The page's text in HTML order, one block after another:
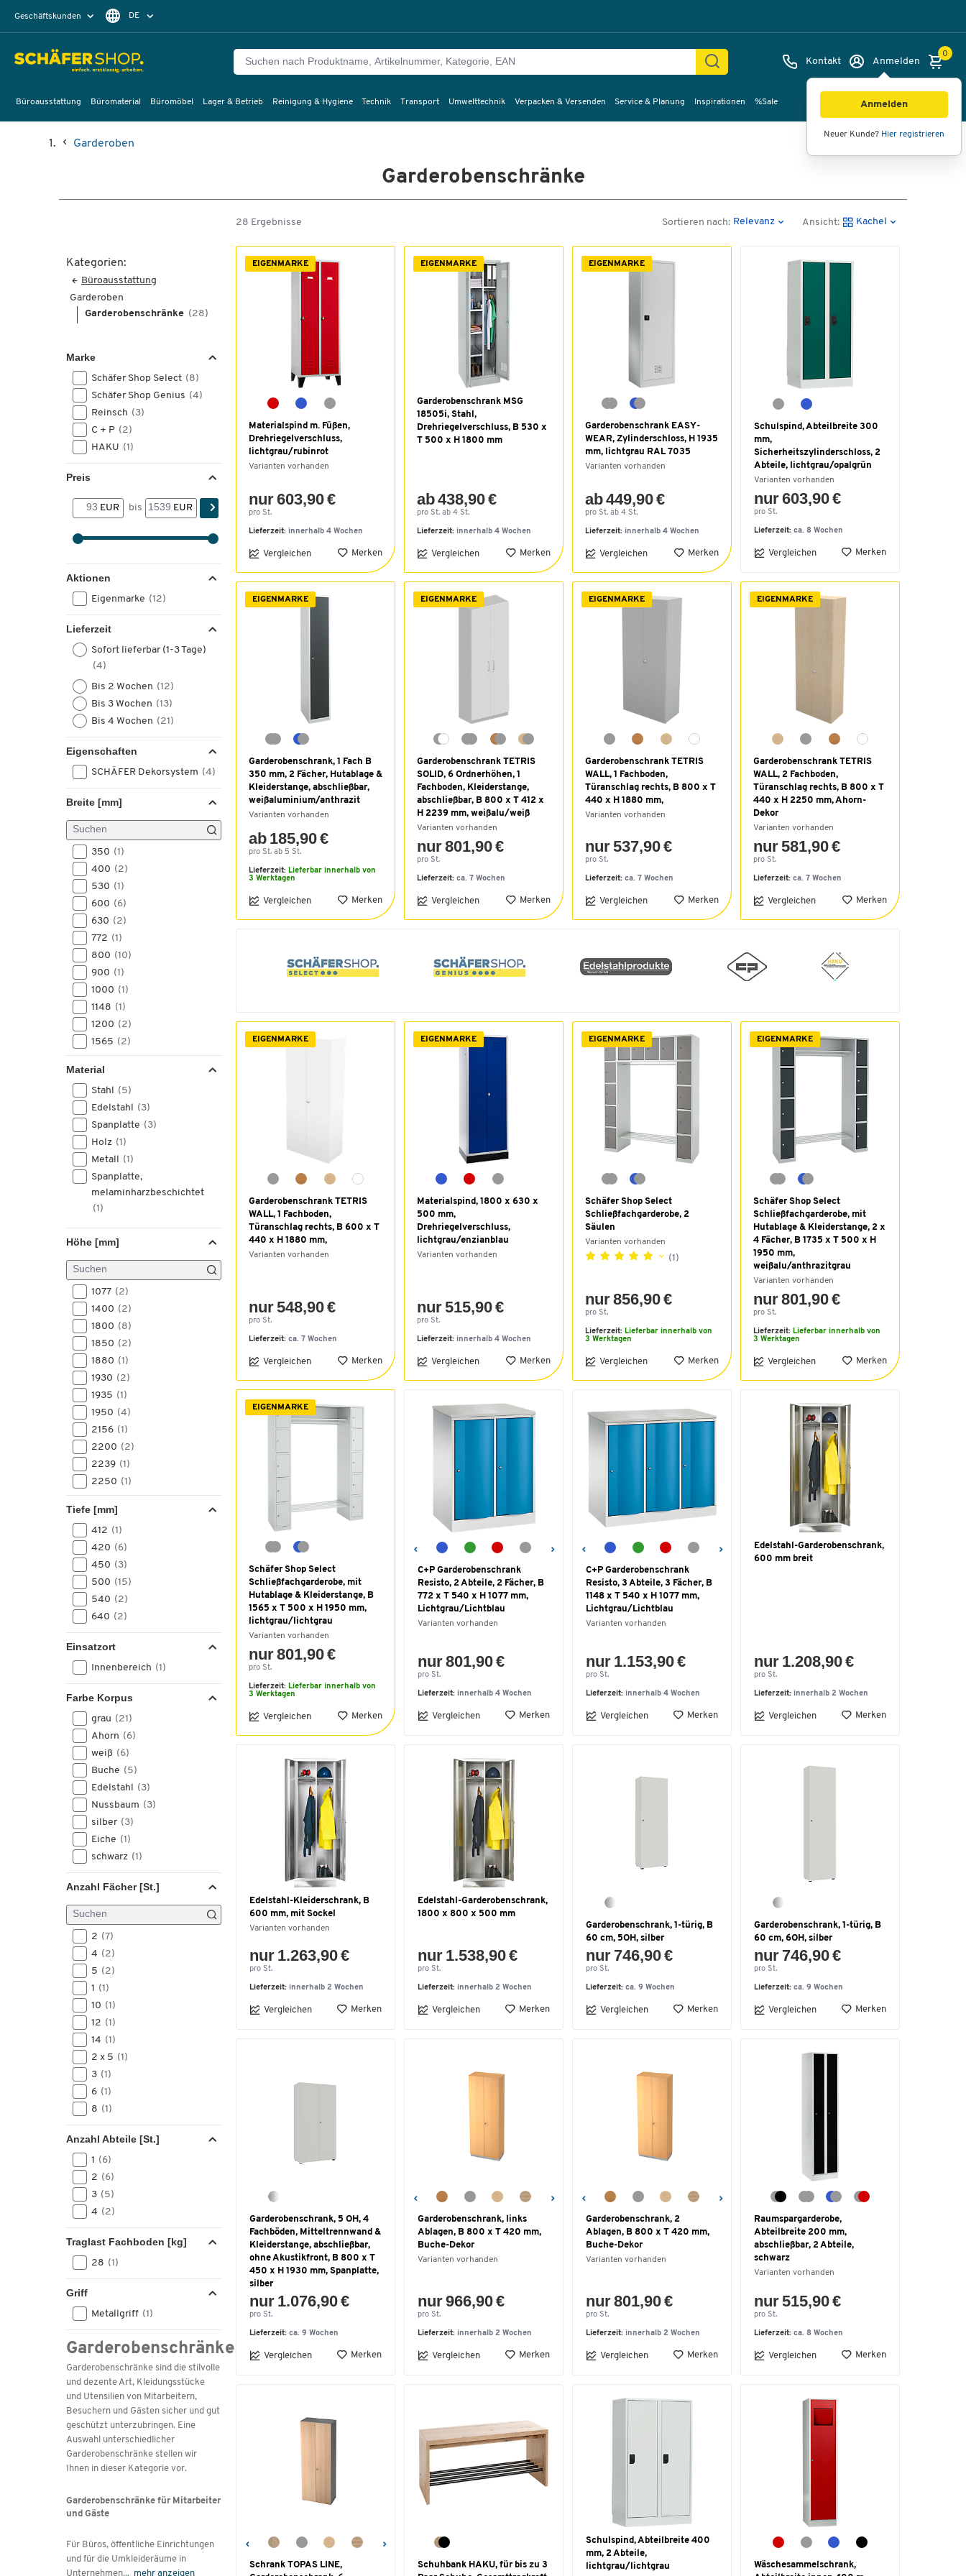
Geschäftskunden DE
Kontakt Anmelden
Anmelden
Neuer Kunde? Hier registrieren
0
Büroausstattung Büromaterial Büromöbel Lager & Betrieb Reinigung & Hygiene Technik Transport Umwelttechnik Verpacken & Versenden Service & Planung Inspirationen %Sale
Garderoben
Garderobenschränke
Kategorien:
Büroausstattung
Garderoben
Garderobenschränke (28)
Marke
Schäfer Shop Select (8)
Schäfer Shop Genius (4)
Reinsch (3)
C + P (2)
HAKU (1)
Preis
EUR bis EUR
Aktionen
Eigenmarke (12)
Lieferzeit
Sofort lieferbar (1-3 Tage)
(4)
Bis 2 Wochen (12)
Bis 3 Wochen (13)
Bis 4 Wochen (21)
Eigenschaften
SCHÄFER Dekorsystem (4)
Breite [mm]
350 (1)
400 (2)
530 (1)
600 (6)
630 (2)
772 (1)
800 (10)
900 (1)
1000 (1)
1148 (1)
1200 (2)
1565 (2)
1735(1)
Material
Stahl (5)
Edelstahl (3)
Spanplatte (3)
Holz (1)
Metall (1)
Spanplatte,
melaminharzbeschichtet
(1)
Höhe [mm]
1077 (2)
1400 (2)
1800 (8)
1850 (2)
1880 (1)
1930 (2)
1935 (1)
1950 (4)
2156 (1)
2200 (2)
2239 (1)
2250 (1)
2300(1)
Tiefe [mm]
412 (1)
420 (6)
450 (3)
500 (15)
540 (2)
640 (2)
Einsatzort
Innenbereich (1)
Farbe Korpus
grau (21)
Ahorn (6)
weiß (6)
Buche (5)
Edelstahl (3)
Nussbaum (3)
silber (3)
Eiche (1)
schwarz (1)
Anzahl Fächer [St.]
2 (7)
4 (2)
5 (2)
1 (1)
10 (1)
12 (1)
14 (1)
2 x 5 (1)
3 (1)
6 (1)
8 (1)
Anzahl Abteile [St.]
1 (6)
2 (6)
3 (5)
4 (2)
Traglast Fachboden [kg]
28 (1)
Griff
Metallgriff (1)
Garderobenschränke
Garderobenschränke sind die stilvolle
und dezente Art, Kleidungsstücke
und Utensilien von Mitarbeitern,
Besuchern und Gästen sicher und gut
geschützt unterzubringen. Eine
Auswahl unterschiedlicher
Garderobenschränke stellen wir
Ihnen in dieser Kategorie vor.
Garderobenschränke für Mitarbeiter
und Gäste
Für Büros, öffentliche Einrichtungen
und für die Umkleideräume in
Unternehmen... mehr anzeigen
28 Ergebnisse Sortieren nach: Relevanz Ansicht: Kachel
EIGENMARKE
Materialspind m. Füßen,
Drehriegelverschluss,
lichtgrau/rubinrot
Varianten vorhanden
nur 603,90 €
pro St.
Lieferzeit: innerhalb 4 Wochen
Vergleichen Merken
EIGENMARKE
Garderobenschrank MSG
18505i, Stahl,
Drehriegelverschluss, B 530 x
T 500 x H 1800 mm
ab 438,90 €
pro St. ab 4 St.
Lieferzeit: innerhalb 4 Wochen
Vergleichen Merken
EIGENMARKE
Garderobenschrank EASY-
WEAR, Zylinderschloss, H 1935
mm, lichtgrau RAL 7035
Varianten vorhanden
ab 449,90 €
pro St. ab 4 St.
Lieferzeit: innerhalb 4 Wochen
Vergleichen Merken
Schulspind, Abteilbreite 300
mm,
Sicherheitszylinderschloss, 2
Abteile, lichtgrau/opalgrün
Varianten vorhanden
nur 603,90 €
pro St.
Lieferzeit: ca. 8 Wochen
Vergleichen Merken
EIGENMARKE
Garderobenschrank, 1 Fach B
350 mm, 2 Fächer, Hutablage &
Kleiderstange, abschließbar,
weißaluminium/anthrazit
Varianten vorhanden
ab 185,90 €
pro St. ab 5 St.
Lieferzeit: Lieferbar innerhalb von
3 Werktagen
Vergleichen Merken
EIGENMARKE
Garderobenschrank TETRIS
SOLID, 6 Ordnerhöhen, 1
Fachboden, Kleiderstange,
abschließbar, B 800 x T 412 x
H 2239 mm, weißalu/weiß
Varianten vorhanden
nur 801,90 €
pro St.
Lieferzeit: ca. 7 Wochen
Vergleichen Merken
EIGENMARKE
Garderobenschrank TETRIS
WALL, 1 Fachboden,
Türanschlag rechts, B 800 x T
440 x H 1880 mm,
Varianten vorhanden
nur 537,90 €
pro St.
Lieferzeit: ca. 7 Wochen
Vergleichen Merken
EIGENMARKE
Garderobenschrank TETRIS
WALL, 2 Fachboden,
Türanschlag rechts, B 800 x T
440 x H 2250 mm, Ahorn-
Dekor
Varianten vorhanden
nur 581,90 €
pro St.
Lieferzeit: ca. 7 Wochen
Vergleichen Merken
EIGENMARKE
Garderobenschrank TETRIS
WALL, 1 Fachboden,
Türanschlag rechts, B 600 x T
440 x H 1880 mm,
Varianten vorhanden
nur 548,90 €
pro St.
Lieferzeit: ca. 7 Wochen
Vergleichen Merken
EIGENMARKE
Materialspind, 1800 x 630 x
500 mm,
Drehriegelverschluss,
lichtgrau/enzianblau
Varianten vorhanden
nur 515,90 €
pro St.
Lieferzeit: innerhalb 4 Wochen
Vergleichen Merken
EIGENMARKE
Schäfer Shop Select
Schließfachgarderobe, 2
Säulen
Varianten vorhanden
(1)
nur 856,90 €
pro St.
Lieferzeit: Lieferbar innerhalb von
3 Werktagen
Vergleichen Merken
EIGENMARKE
Schäfer Shop Select
Schließfachgarderobe, mit
Hutablage & Kleiderstange, 2 x
4 Fächer, B 1735 x T 500 x H
1950 mm,
weißalu/anthrazitgrau
Varianten vorhanden
nur 801,90 €
pro St.
Lieferzeit: Lieferbar innerhalb von
3 Werktagen
Vergleichen Merken
EIGENMARKE
Schäfer Shop Select
Schließfachgarderobe, mit
Hutablage & Kleiderstange, B
1565 x T 500 x H 1950 mm,
lichtgrau/lichtgrau
Varianten vorhanden
nur 801,90 €
pro St.
Lieferzeit: Lieferbar innerhalb von
3 Werktagen
Vergleichen Merken
C+P Garderobenschrank
Resisto, 2 Abteile, 2 Fächer, B
772 x T 540 x H 1077 mm,
Lichtgrau/Lichtblau
Varianten vorhanden
nur 801,90 €
pro St.
Lieferzeit: innerhalb 4 Wochen
Vergleichen Merken
C+P Garderobenschrank
Resisto, 3 Abteile, 3 Fächer, B
1148 x T 540 x H 1077 mm,
Lichtgrau/Lichtblau
Varianten vorhanden
nur 1.153,90 €
pro St.
Lieferzeit: innerhalb 4 Wochen
Vergleichen Merken
Edelstahl-Garderobenschrank,
600 mm breit
nur 1.208,90 €
pro St.
Lieferzeit: innerhalb 2 Wochen
Vergleichen Merken
Edelstahl-Kleiderschrank, B
600 mm, mit Sockel
Varianten vorhanden
nur 1.263,90 €
pro St.
Lieferzeit: innerhalb 2 Wochen
Vergleichen Merken
Edelstahl-Garderobenschrank,
1800 x 800 x 500 mm
nur 1.538,90 €
pro St.
Lieferzeit: innerhalb 2 Wochen
Vergleichen Merken
Garderobenschrank, 1-türig, B
60 cm, 5OH, silber
nur 746,90 €
pro St.
Lieferzeit: ca. 9 Wochen
Vergleichen Merken
Garderobenschrank, 1-türig, B
60 cm, 6OH, silber
nur 746,90 €
pro St.
Lieferzeit: ca. 9 Wochen
Vergleichen Merken
Garderobenschrank, 5 OH, 4
Fachböden, Mitteltrennwand &
Kleiderstange, abschließbar,
ohne Akustikfront, B 800 x T
450 x H 1930 mm, Spanplatte,
silber
nur 1.076,90 €
pro St.
Lieferzeit: ca. 9 Wochen
Vergleichen Merken
Garderobenschrank, links
Ablagen, B 800 x T 420 mm,
Buche-Dekor
Varianten vorhanden
nur 966,90 €
pro St.
Lieferzeit: innerhalb 2 Wochen
Vergleichen Merken
Garderobenschrank, 2
Ablagen, B 800 x T 420 mm,
Buche-Dekor
Varianten vorhanden
nur 801,90 €
pro St.
Lieferzeit: innerhalb 2 Wochen
Vergleichen Merken
Raumspargarderobe,
Abteilbreite 200 mm,
abschließbar, 2 Abteile,
schwarz
Varianten vorhanden
nur 515,90 €
pro St.
Lieferzeit: ca. 8 Wochen
Vergleichen Merken
Schrank TOPAS LINE,
Schuhbank HAKU, für bis zu 3
Schulspind, Abteilbreite 400
mm, 2 Abteile,
lichtgrau/lichtgrau
Wäschesammelschrank,